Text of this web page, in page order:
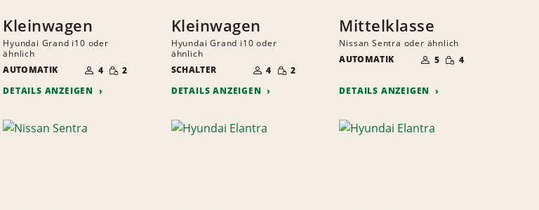
Kleinwagen
Hyundai Grand i10 oder
ähnlich
AUTOMATIK
DER
MITFAHRER
4 GERINGE
MENGE
2
DETAILS ANZEIGEN
Kleinwagen
Hyundai Grand i10 oder
ähnlich
SCHALTER
DER
MITFAHRER
4 GERINGE
MENGE
2
DETAILS ANZEIGEN
Mittelklasse
Nissan Sentra oder ähnlich
AUTOMATIK
DER
MITFAHRER
5 GERINGE
MENGE
4
DETAILS ANZEIGEN